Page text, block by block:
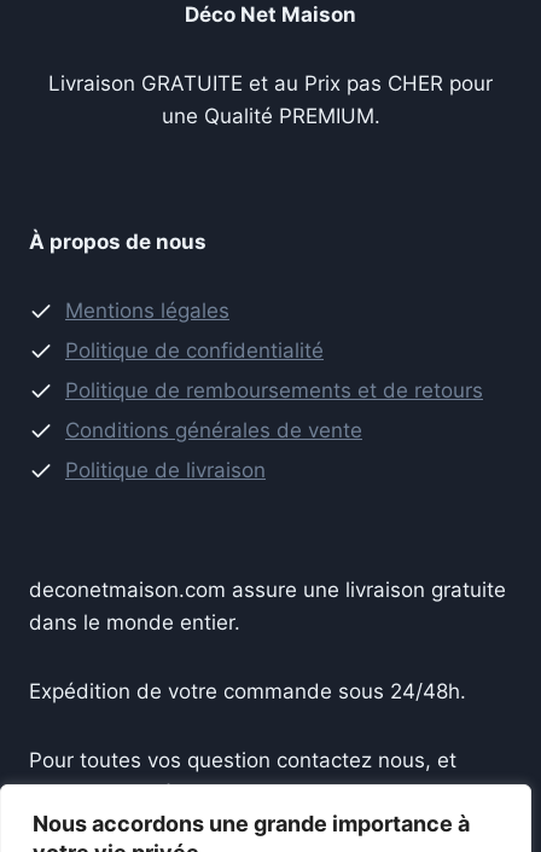
Nous accordons une grande importance à
Déco Net Maison
Livraison GRATUITE et au Prix pas CHER pour
une Qualité PREMIUM.
À propos de nous
Mentions légales
Politique de confidentialité
Politique de remboursements et de retours
Conditions générales de vente
Politique de livraison
deconetmaison.com assure une livraison gratuite
dans le monde entier.
Expédition de votre commande sous 24/48h.
Pour toutes vos question contactez nous, et
recevez une réponse sous 24h.